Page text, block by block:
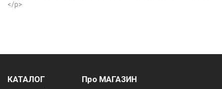
</p>
КАТАЛОГ Про МАГАЗИН